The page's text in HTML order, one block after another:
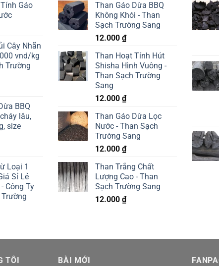
Gáo
Cây Nhãn
vnd/kg
Trường
BBQ
lâu,
size
Loại 1
Sỉ Lẻ
Công Ty
Than Gáo Dừa BBQ
Không Khói - Than
Sạch Trường Sang
12.000 ₫
Than Hoạt Tính Hút
Shisha Hình Vuông -
Than Sạch Trường
Sang
12.000 ₫
Than Gáo Dừa Lọc
Nước - Than Sạch
Trường Sang
12.000 ₫
Than Trắng Chất
Lượng Cao - Than
Sạch Trường Sang
12.000 ₫
TÔI BÀI MỚI